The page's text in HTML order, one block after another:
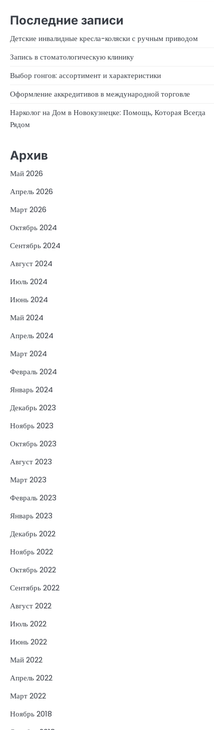
Последние записи
Детские инвалидные кресла-коляски с ручным приводом
Запись в стоматологическую клинику
Выбор гонгов: ассортимент и характеристики
Оформление аккредитивов в международной торговле
Нарколог на Дом в Новокузнецке: Помощь, Которая Всегда
Рядом
Архив
Май 2026
Апрель 2026
Март 2026
Октябрь 2024
Сентябрь 2024
Август 2024
Июль 2024
Июнь 2024
Май 2024
Апрель 2024
Март 2024
Февраль 2024
Январь 2024
Декабрь 2023
Ноябрь 2023
Октябрь 2023
Август 2023
Март 2023
Февраль 2023
Январь 2023
Декабрь 2022
Ноябрь 2022
Октябрь 2022
Сентябрь 2022
Август 2022
Июль 2022
Июнь 2022
Май 2022
Апрель 2022
Март 2022
Ноябрь 2018